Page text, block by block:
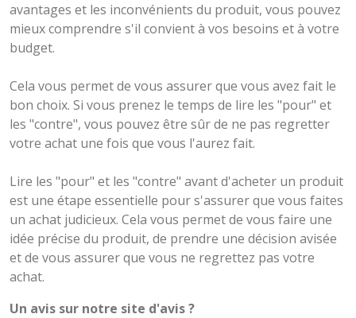
avantages et les inconvénients du produit, vous pouvez
mieux comprendre s'il convient à vos besoins et à votre
budget.
Cela vous permet de vous assurer que vous avez fait le
bon choix. Si vous prenez le temps de lire les "pour" et
les "contre", vous pouvez être sûr de ne pas regretter
votre achat une fois que vous l'aurez fait.
Lire les "pour" et les "contre" avant d'acheter un produit
est une étape essentielle pour s'assurer que vous faites
un achat judicieux. Cela vous permet de vous faire une
idée précise du produit, de prendre une décision avisée
et de vous assurer que vous ne regrettez pas votre
achat.
Un avis sur notre site d'avis ?